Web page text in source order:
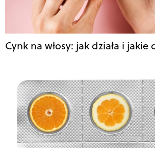
Cynk na włosy: jak działa i